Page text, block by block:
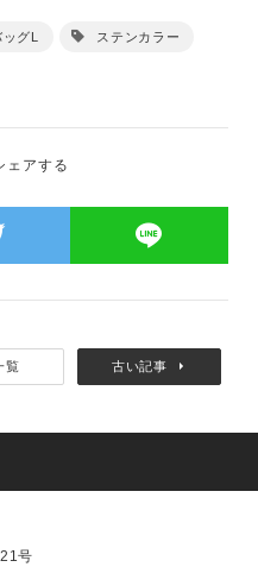
グL ステンカラー
ェアする
覧 古い記事
号